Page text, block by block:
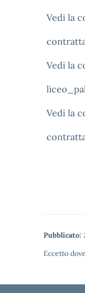
Vedi la
Vedi la
Vedi la
Pubblicato:
Eccetto